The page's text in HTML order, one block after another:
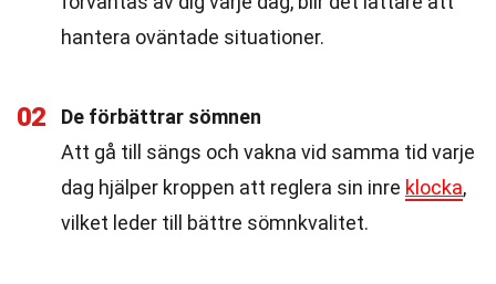
hantera oväntade situationer.
02
De förbättrar sömnen
Att gå till sängs och vakna vid samma tid varje
dag hjälper kroppen att reglera sin inre klocka,
vilket leder till bättre sömnkvalitet.